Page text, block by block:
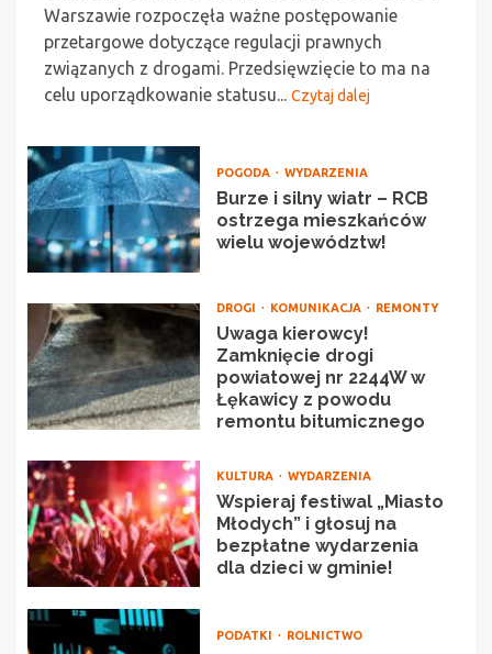
Warszawie rozpoczęła ważne postępowanie
przetargowe dotyczące regulacji prawnych
związanych z drogami. Przedsięwzięcie to ma na
celu uporządkowanie statusu... Czytaj dalej
POGODA WYDARZENIA
Burze i silny wiatr – RCB
ostrzega mieszkańców
wielu województw!
DROGI KOMUNIKACJA REMONTY
Uwaga kierowcy!
Zamknięcie drogi
powiatowej nr 2244W w
Łękawicy z powodu
remontu bitumicznego
KULTURA WYDARZENIA
Wspieraj festiwal „Miasto
Młodych” i głosuj na
bezpłatne wydarzenia
dla dzieci w gminie!
PODATKI ROLNICTWO